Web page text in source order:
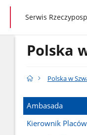
gov.pl
Serwis
Polska
Polska w
Ambasada
Kierownik